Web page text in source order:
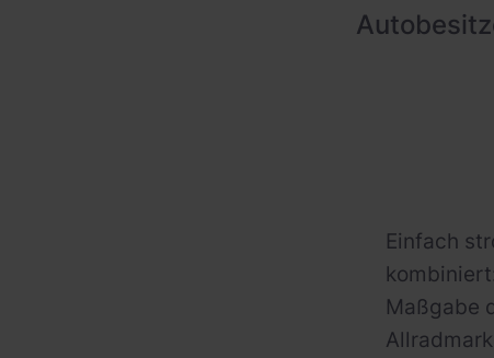
Einfach
Maßgabe